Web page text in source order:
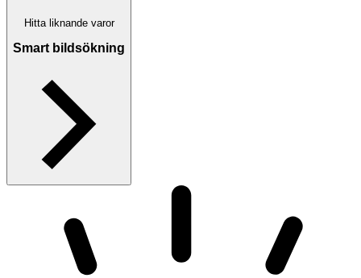
Hitta liknande varor
Smart bildsökning